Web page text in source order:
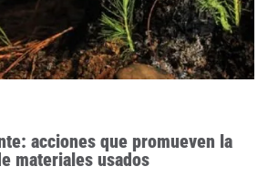
acciones que promueven la
materiales usados